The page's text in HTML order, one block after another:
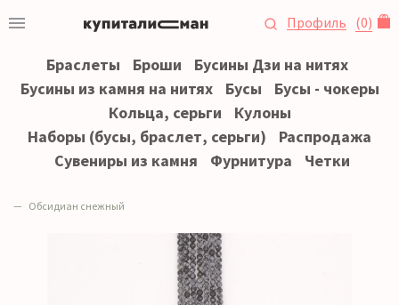
Профиль (0)
Браслеты Броши
Бусины Дзи на нитях
Бусины из камня на нитях
Бусы
Бусы - чокеры
Кольца, серьги
Кулоны
Наборы (бусы, браслет, серьги)
Распродажа
Сувениры из камня
Фурнитура Четки
Обсидиан снежный